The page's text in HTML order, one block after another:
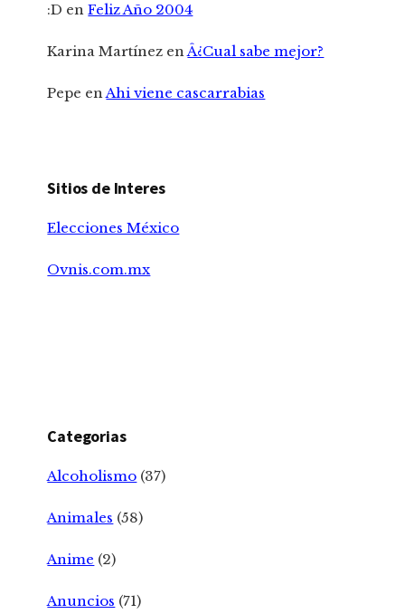
:D enFeliz Año 2004
Karina Martínez enÂ¿Cual sabe mejor?
Pepe enAhi viene cascarrabias
Sitios de Interes
Elecciones México
Ovnis.com.mx
Categorias
Alcoholismo (37)
Animales (58)
Anime (2)
Anuncios (71)